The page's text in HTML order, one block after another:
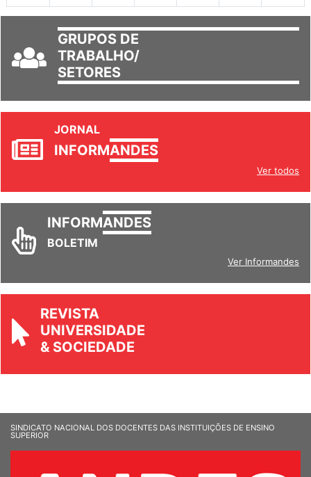
GRUPOS DE
TRABALHO/
SETORES
JORNAL
INFORMANDES
Ver todos
INFORMANDES
BOLETIM
Ver Informandes
REVISTA
UNIVERSIDADE
& SOCIEDADE
SINDICATO NACIONAL DOS DOCENTES DAS INSTITUIÇÕES DE ENSINO
SUPERIOR